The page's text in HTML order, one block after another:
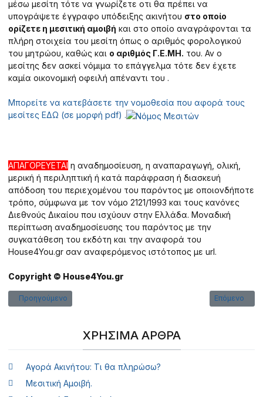
μέσω μεσίτη τότε να γνωρίζετε οτι θα πρέπει να
υπογράψετε έγγραφο υπόδειξης ακινήτου στο οποίο
ορίζετε η μεσιτική αμοιβή και στο οποίο αναγράφονται τα
πλήρη στοιχεία του μεσίτη όπως ο αριθμός φορολογικού
του μητρώου, καθώς και ο αριθμός Γ.Ε.ΜΗ. του. Αν ο
μεσίτης δεν ασκεί νόμιμα το επάγγελμα τότε δεν έχετε
καμία οικονομική οφειλή απέναντι του .
Μπορείτε να κατεβάσετε την νομοθεσία που αφορά τους
μεσίτες ΕΔΩ (σε μορφή pdf) .
ΑΠΑΓΟΡΕΥΕΤΑΙ η αναδημοσίευση, η αναπαραγωγή, ολική,
μερική ή περιληπτική ή κατά παράφραση ή διασκευή
απόδοση του περιεχομένου του παρόντος με οποιονδήποτε
τρόπο, σύμφωνα με τον νόμο 2121/1993 και τους κανόνες
Διεθνούς Δικαίου που ισχύουν στην Ελλάδα. Μοναδική
περίπτωση αναδημοσίευσης του παρόντος με την
συγκατάθεση του εκδότη και την αναφορά του
House4You.gr σαν αναφερόμενος ιστότοπος με url.
Copyright © House4You.gr
Προηγούμενο άρθρο: Συμβουλές για Αγορά Ακινήτου
Προηγούμενο Επόμενο
Επόμενο
ΧΡΉΣΙΜΑ ΆΡΘΡΑ
Αγορά Ακινήτου: Τι θα πληρώσω?
Μεσιτική Αμοιβή.